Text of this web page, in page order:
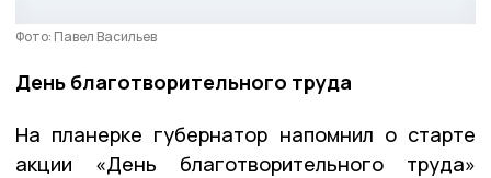
Фото: Павел Васильев
День благотворительного труда
На планерке губернатор напомнил о старте
акции «День благотворительного труда»